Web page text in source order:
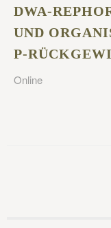
DWA-
UND
P-
Online